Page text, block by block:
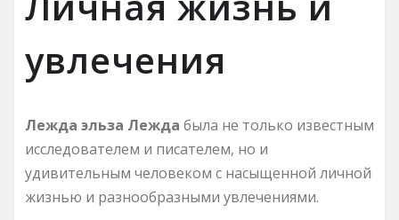
увлечения
Лежда эльза Лежда была не только известным
исследователем и писателем, но и
удивительным человеком с насыщенной личной
жизнью и разнообразными увлечениями.